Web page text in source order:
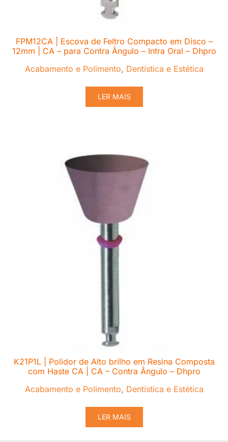
FPM12CA | Escova de Feltro Compacto em Disco –
12mm | CA – para Contra Ângulo – Intra Oral – Dhpro
Acabamento e Polimento, Dentística e Estética
LER MAIS
K21P1L | Polidor de Alto brilho em Resina Composta
com Haste CA | CA – Contra Ângulo – Dhpro
Acabamento e Polimento, Dentística e Estética
LER MAIS